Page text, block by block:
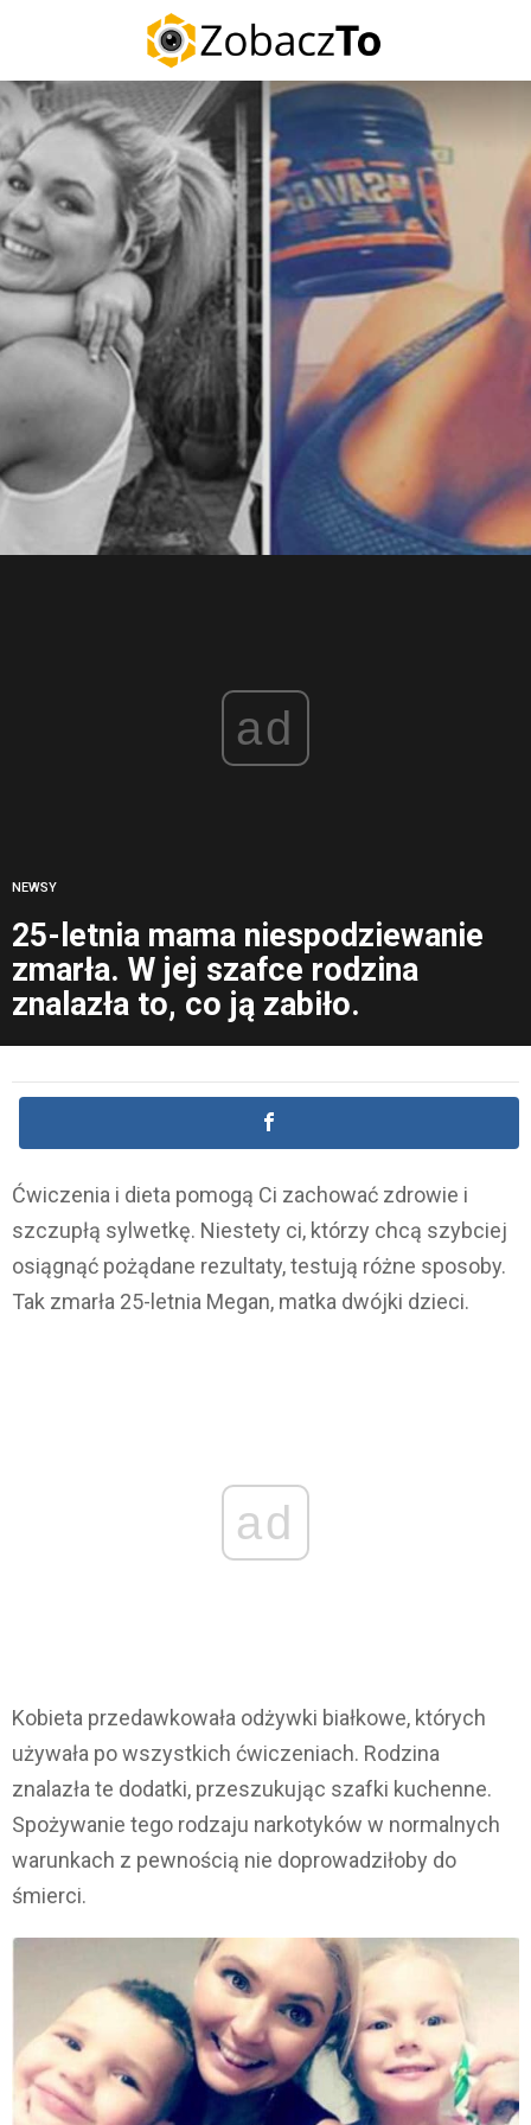
ad
NEWSY
25-letnia mama niespodziewanie
zmarła. W jej szafce rodzina
znalazła to, co ją zabiło.
Ćwiczenia i dieta pomogą Ci zachować zdrowie i
szczupłą sylwetkę. Niestety ci, którzy chcą szybciej
osiągnąć pożądane rezultaty, testują różne sposoby.
Tak zmarła 25-letnia Megan, matka dwójki dzieci.
ad
Kobieta przedawkowała odżywki białkowe, których
używała po wszystkich ćwiczeniach. Rodzina
znalazła te dodatki, przeszukując szafki kuchenne.
Spożywanie tego rodzaju narkotyków w normalnych
warunkach z pewnością nie doprowadziłoby do
śmierci.